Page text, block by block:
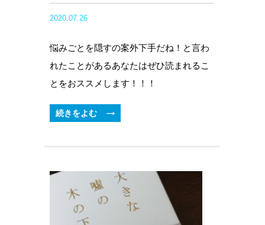
2020.07.26
悩みごとを隠すの案外下手だね！と言わ
れたことがあるあなたはぜひ読まれるこ
とをおススメします！！！
続きをよむ